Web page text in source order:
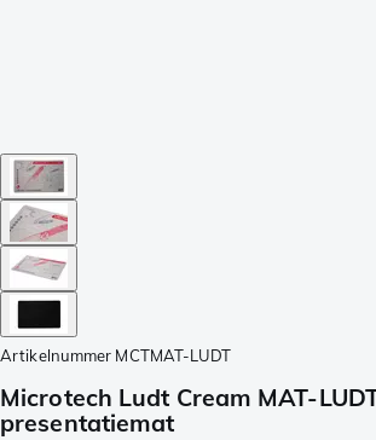
Artikelnummer MCTMAT-LUDT
Microtech Ludt Cream MAT-
presentatiemat